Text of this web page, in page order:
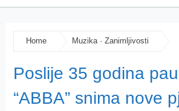
Home Muzika· Zanimljivosti
Poslije 35 godina
“ABBA” snima nove